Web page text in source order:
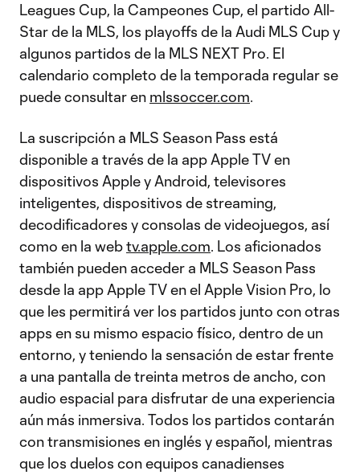
Leagues Cup, la Campeones Cup, el partido All-
Star de la MLS, los playoffs de la Audi MLS Cup y
algunos partidos de la MLS NEXT Pro. El
calendario completo de la temporada regular se
puede consultar en mlssoccer.com.
La suscripción a MLS Season Pass está
disponible a través de la app Apple TV en
dispositivos Apple y Android, televisores
inteligentes, dispositivos de streaming,
decodificadores y consolas de videojuegos, así
como en la webtv.apple.com. Los aficionados
también pueden acceder a MLS Season Pass
desde la app Apple TV en el Apple Vision Pro, lo
que les permitirá ver los partidos junto con otras
apps en su mismo espacio físico, dentro de un
entorno, y teniendo la sensación de estar frente
a una pantalla de treinta metros de ancho, con
audio espacial para disfrutar de una experiencia
aún más inmersiva. Todos los partidos contarán
con transmisiones en inglés y español, mientras
que los duelos con equipos canadienses